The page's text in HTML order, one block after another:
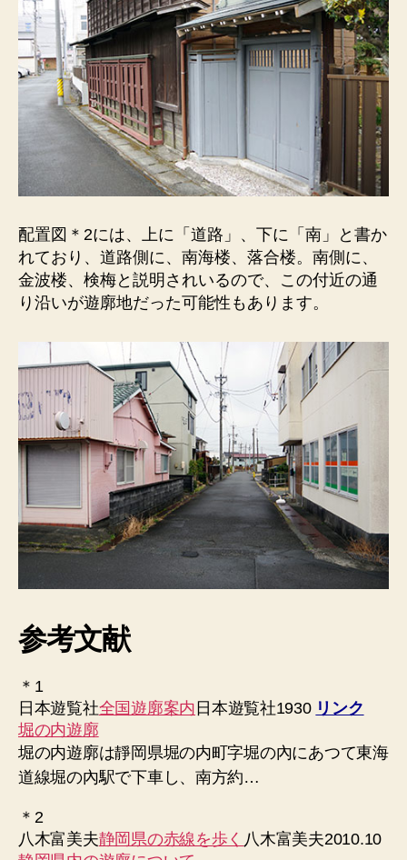
配置図＊2には、上に「道路」、下に「南」と書か
れており、道路側に、南海楼、落合楼。南側に、
金波楼、検梅と説明されいるので、この付近の通
り沿いが遊廓地だった可能性もあります。
参考文献
＊1
日本遊覧社全国遊廓案内 日本遊覧社1930 リンク
堀の内遊廓
堀の内遊廓は靜岡県堀の内町字堀の內にあつて東海
道線堀の內駅で下車し、南方約…
＊2
八木富美夫静岡県の赤線を歩く 八木富美夫2010.10